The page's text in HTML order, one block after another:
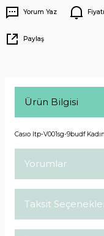
Yorum Yaz
Paylaş
Ürün Bilgisi
Casıo ltp-V001sg-9budf
Yorumlar
Taksit